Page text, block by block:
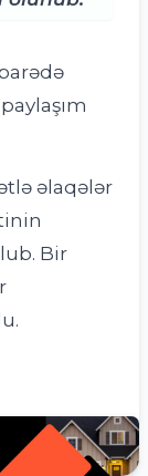
əlaqələr
Bir